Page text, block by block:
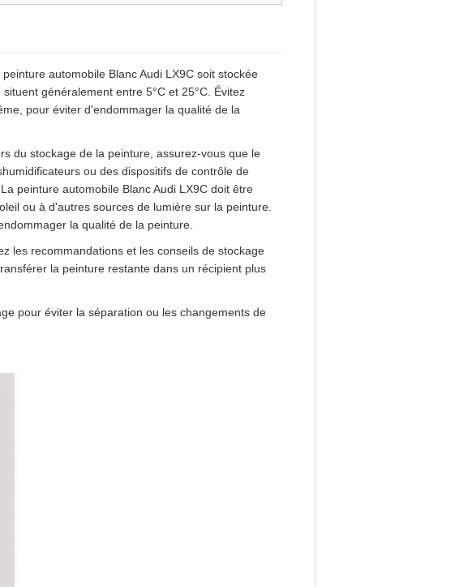
automobile Blanc Audi LX9C soit stockée
généralement entre 5°C et 25°C. Évitez
pour éviter d'endommager la qualité de la
du stockage de la peinture, assurez-vous que le
ou des dispositifs de contrôle de
peinture automobile Blanc Audi LX9C doit être
ou à d'autres sources de lumière sur la peinture.
la qualité de la peinture.
les recommandations et les conseils de stockage
la peinture restante dans un récipient plus
pour éviter la séparation ou les changements de